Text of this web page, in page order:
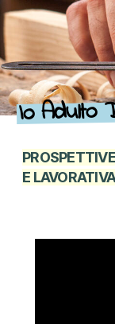
Io Adulto
E